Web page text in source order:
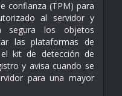
confianza (TPM) para
al servidor y
segura los objetos
las plataformas de
kit de detección de
y avisa cuando se
para una mayor